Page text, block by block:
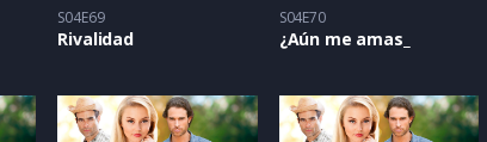
S04E69
Rivalidad
S04E70
¿Aún me amas_